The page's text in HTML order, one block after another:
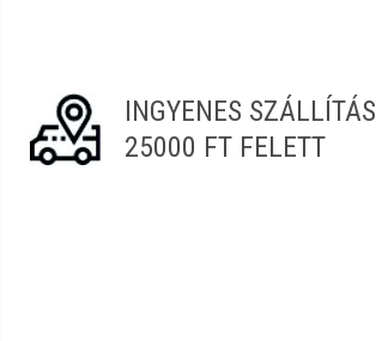
INGYENES SZÁLLÍTÁS
25000 FT FELETT